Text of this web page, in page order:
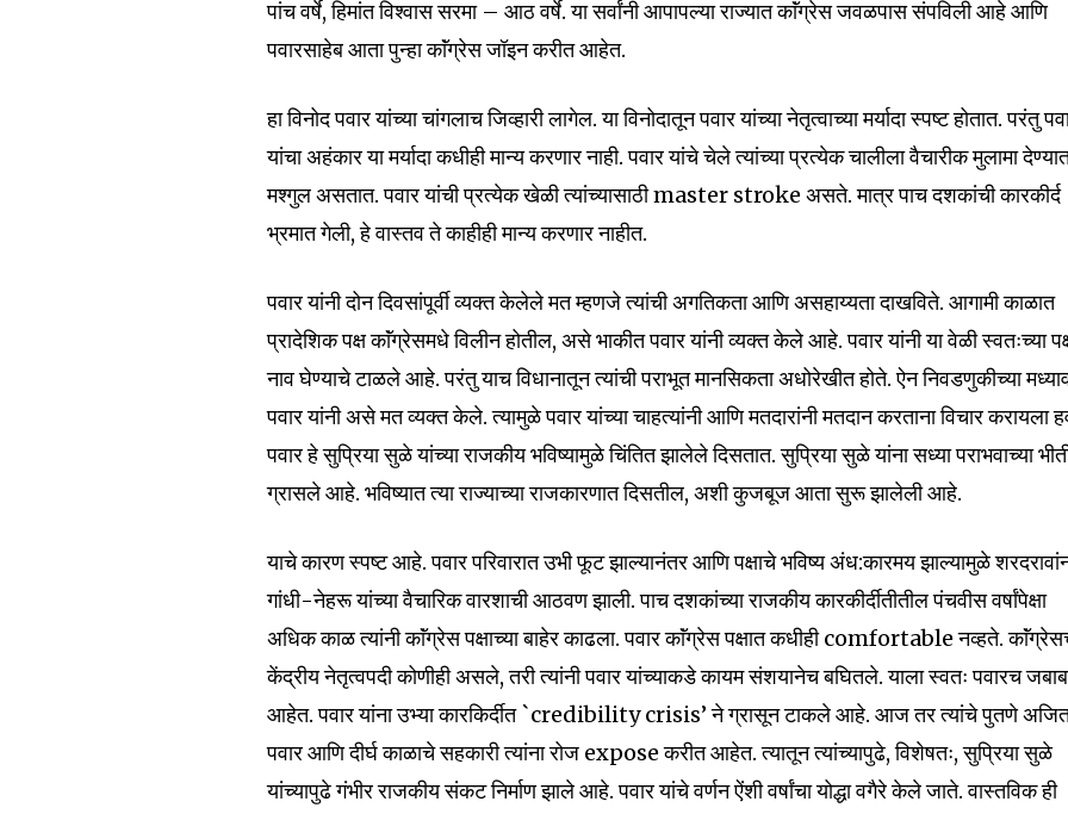
Join our community of
SUBSCRIBERS and be part
of the conversation.
To subscribe, simply enter your email address on our website or click
the subscribe button below. Don't worry, we respect your privacy and
won't spam your inbox. Your information is safe with us.
I've read and
पांच वर्षे, हिमांत विश्वास सरमा – आठ वर्षे. या सर्वांनी आपापल्या राज्यात काॅंग्रेस जवळपास संपविली आहे आणि
पवारसाहेब आता पुन्हा काॅंग्रेस जॉइन करीत आहेत.
हा विनोद पवार यांच्या चांगलाच जिव्हारी लागेल. या विनोदातून पवार यांच्या नेतृत्वाच्या मर्यादा स्पष्ट होतात. परंतु
यांचा अहंकार या मर्यादा कधीही मान्य करणार नाही. पवार यांचे चेले त्यांच्या प्रत्येक चालीला वैचारीक मुलामा
मश्गुल असतात. पवार यांची प्रत्येक खेळी त्यांच्यासाठी master stroke असते. मात्र पाच दशकांची कारकीर्द
भ्रमात गेली, हे वास्तव ते काहीही मान्य करणार नाहीत.
पवार यांनी दोन दिवसांपूर्वी व्यक्त केलेले मत म्हणजे त्यांची अगतिकता आणि असहाय्यता दाखविते. आगामी काळात
प्रादेशिक पक्ष काॅंग्रेसमधे विलीन होतील, असे भाकीत पवार यांनी व्यक्त केले आहे. पवार यांनी या वेळी स्वतःच्या
नाव घेण्याचे टाळले आहे. परंतु याच विधानातून त्यांची पराभूत मानसिकता अधोरेखीत होते. ऐन निवडणुकीच्या
पवार यांनी असे मत व्यक्त केले. त्यामुळे पवार यांच्या चाहत्यांनी आणि मतदारांनी मतदान करताना विचार करायला
पवार हे सुप्रिया सुळे यांच्या राजकीय भविष्यामुळे चिंतित झालेले दिसतात. सुप्रिया सुळे यांना सध्या पराभवाच्या
ग्रासले आहे. भविष्यात त्या राज्याच्या राजकारणात दिसतील, अशी कुजबूज आता सुरू झालेली आहे.
याचे कारण स्पष्ट आहे. पवार परिवारात उभी फूट झाल्यानंतर आणि पक्षाचे भविष्य अंध:कारमय झाल्यामुळे
गांधी-नेहरू यांच्या वैचारिक वारशाची आठवण झाली. पाच दशकांच्या राजकीय कारकीर्दीतीतील पंचवीस वर्षांपेक्षा
अधिक काळ त्यांनी काॅंग्रेस पक्षाच्या बाहेर काढला. पवार काॅंग्रेस पक्षात कधीही comfortable नव्हते.
केंद्रीय नेतृत्वपदी कोणीही असले, तरी त्यांनी पवार यांच्याकडे कायम संशयानेच बघितले. याला स्वतः पवारच
आहेत. पवार यांना उभ्या कारकिर्दीत `credibility crisis’ ने ग्रासून टाकले आहे. आज तर त्यांचे पुतणे
पवार आणि दीर्घ काळाचे सहकारी त्यांना रोज expose करीत आहेत. त्यातून त्यांच्यापुढे, विशेषतः, सुप्रिया सुळे
यांच्यापुढे गंभीर राजकीय संकट निर्माण झाले आहे. पवार यांचे वर्णन ऐंशी वर्षांचा योद्धा वगैरे केले जाते. वास्तविक ही